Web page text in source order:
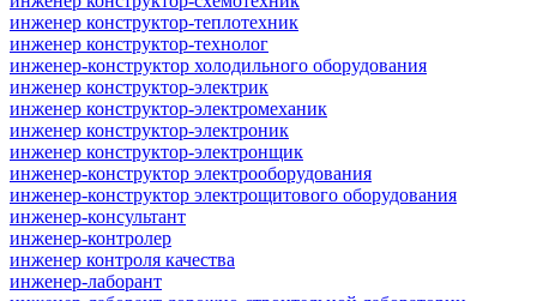
инженер конструктор-теплотехник
инженер конструктор-технолог
инженер-конструктор холодильного оборудования
инженер конструктор-электрик
инженер конструктор-электромеханик
инженер конструктор-электроник
инженер конструктор-электронщик
инженер-конструктор электрооборудования
инженер-конструктор электрощитового оборудования
инженер-консультант
инженер-контролер
инженер контроля качества
инженер-лаборант